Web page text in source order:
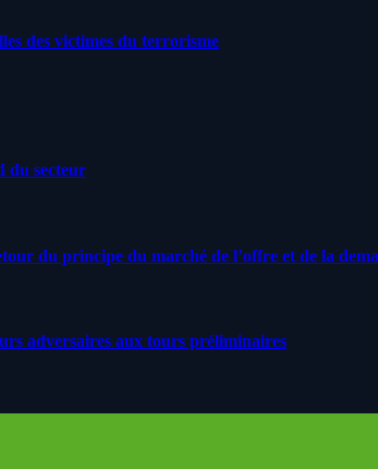
des victimes du terrorisme
du secteur
du principe du marché de l’offre et de la
adversaires aux tours préliminaires